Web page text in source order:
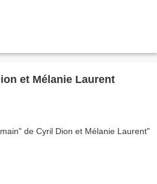
et Mélanie Laurent